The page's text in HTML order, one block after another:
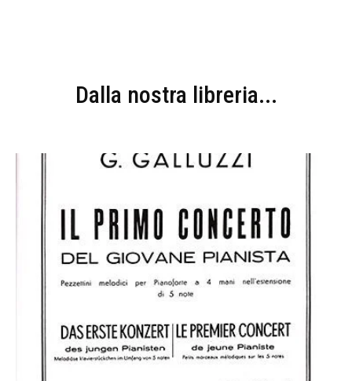
Dalla nostra libreria...